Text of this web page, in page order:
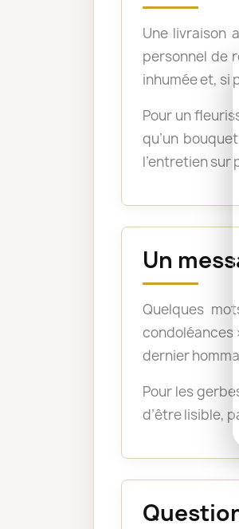
Une livraison
personnel de
inhumée et, si
Pour un
qu’un
l’entretien sur
Un
Quelques
condoléances
dernier
Pour les
d’être lisible,